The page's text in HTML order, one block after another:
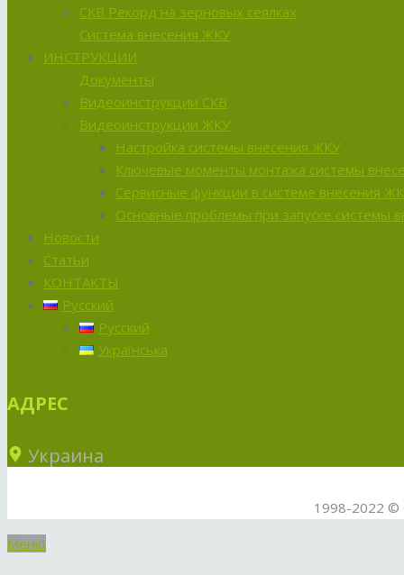
СКВ Рекорд на зерновых сеялках
Система внесения ЖКУ
ИНСТРУКЦИИ
Документы
Видеоинструкции СКВ
Видеоинструкции ЖКУ
Настройка системы внесения ЖКУ
Ключевые моменты монтажа системы
Сервисные функции в системе внесения
Основные проблемы при запуске системы
Новости
Статьи
КОНТАКТЫ
Русский
Русский
Українська
АДРЕС
Украина
1998-2022 ©
Меню